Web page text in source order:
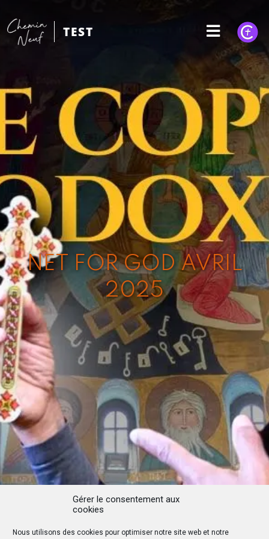
Gérer le consentement aux
cookies
Nous utilisons des cookies pour optimiser notre site web et notre
TEST
NET FOR GOD AVRIL
2025